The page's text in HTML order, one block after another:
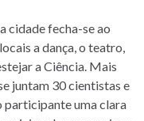
cidade fecha-se ao
a dança, o teatro,
a Ciência. Mais
juntam 30 cientistas e
participante uma clara